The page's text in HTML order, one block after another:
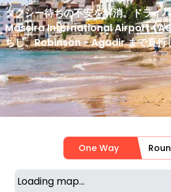
タクシー待ちの不安を解消。ドラ
Massira International Airport
ちし、Robinson - Agadir まで直行
One Way
Loading map...